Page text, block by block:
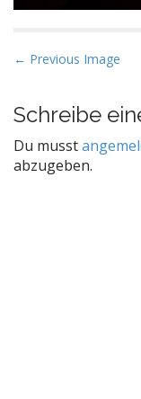
P
s
t
n
a
← Previous Image
Schreibe
Du musst
abzugeben.